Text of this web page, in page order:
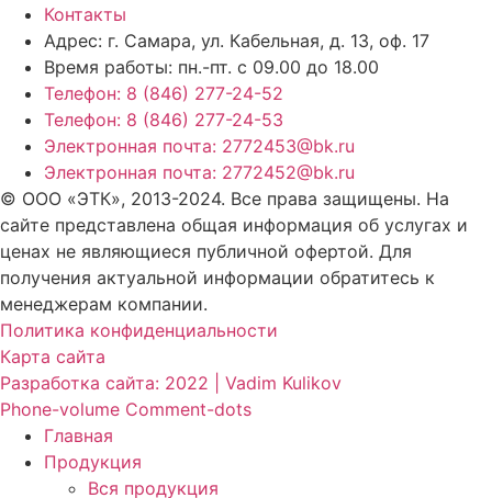
Контакты
Адрес: г. Самара, ул. Кабельная, д. 13, оф. 17
Время работы: пн.-пт. с 09.00 до 18.00
Телефон: 8 (846) 277-24-52
Телефон: 8 (846) 277-24-53
Электронная почта: 2772453@bk.ru
Электронная почта: 2772452@bk.ru
© ООО «ЭТК», 2013-2024. Все права защищены. На
сайте представлена общая информация об услугах и
ценах не являющиеся публичной офертой. Для
получения актуальной информации обратитесь к
менеджерам компании.
Политика конфиденциальности
Карта сайта
Разработка сайта: 2022 | Vadim Kulikov
Phone-volume Comment-dots
Главная
Продукция
Вся продукция